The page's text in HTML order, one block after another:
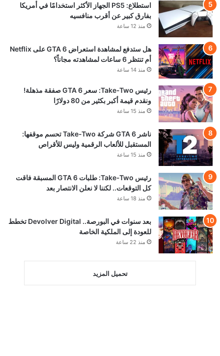
استطلاع: PS5 الجهاز الأكثر استخدامًا في أمريكا
بفارق كبير عن أقرب منافسيه
منذ 12 ساعة
هل ستدفع لمشاهدة استعراض GTA 6 على Netflix
أم تنتظر 6 ساعات لمشاهدته مجاناً؟
منذ 14 ساعة
رئيس Take-Two: سعر GTA 6 صفقة مذهلة!
ونقدم قيمة أكبر بكثير من 80 دولارًا
منذ 15 ساعة
ناشر GTA 6 شركة Take-Two تحسم موقفها:
المستقبل للألعاب الرقمية وليس للأقراص
منذ 15 ساعة
رئيس Take-Two: طلبات GTA 6 المسبقة فاقت
كل التوقعات.. لكننا لا نعلن الانتصار بعد
منذ 18 ساعة
بعد سنوات في البورصة.. Devolver Digital تخطط
للعودة إلى الملكية الخاصة
منذ 22 ساعة
تحميل المزيد